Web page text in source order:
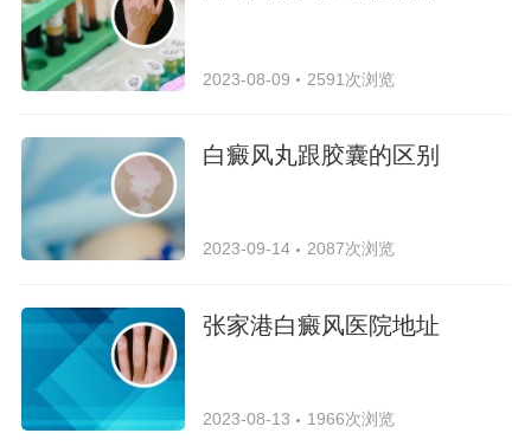
2023-08-09 2591次浏览
白癜风丸跟胶囊的区别
2023-09-14 2087次浏览
张家港白癜风医院地址
2023-08-13 1966次浏览